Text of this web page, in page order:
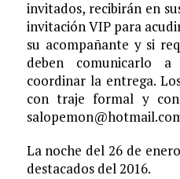
invitados, recibirán en
invitación VIP para
su acompañante y si
deben comunicarlo
coordinar la entrega.
con traje formal y
La noche del 26 de
destacados del 2016.